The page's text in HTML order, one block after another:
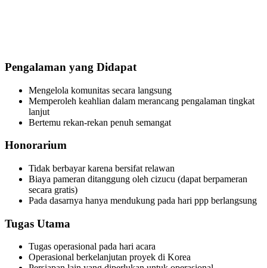
Pengalaman yang Didapat
Mengelola komunitas secara langsung
Memperoleh keahlian dalam merancang pengalaman tingkat
lanjut
Bertemu rekan-rekan penuh semangat
Honorarium
Tidak berbayar karena bersifat relawan
Biaya pameran ditanggung oleh cizucu (dapat berpameran
secara gratis)
Pada dasarnya hanya mendukung pada hari ppp berlangsung
Tugas Utama
Tugas operasional pada hari acara
Operasional berkelanjutan proyek di Korea